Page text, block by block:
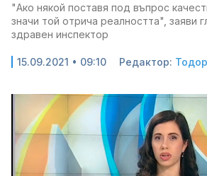
"Ако някой поставя под въпрос
значи той отрича реалността", заяви
здравен инспектор
15.09.2021 • 09:10 Редактор: